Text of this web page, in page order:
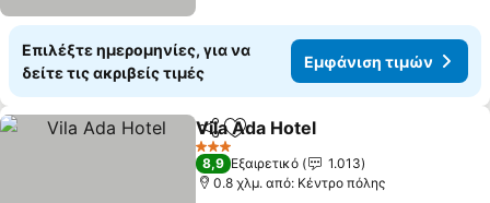
Επιλέξτε ημερομηνίες, για να
δείτε τις ακριβείς τιμές
Εμφάνιση τιμών
Κοινοποίηση
Προσθήκη στα αγαπημένα
Vila Ada Hotel
3 Αστέρια
8,9 Εξαιρετικό
1.013
0.8 χλμ. από: Κέντρο πόλης